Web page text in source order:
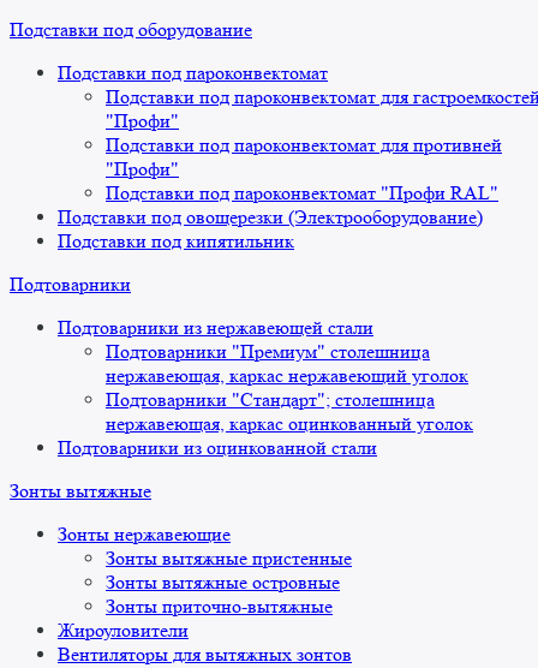
Подставки под оборудование
Подставки под пароконвектомат
Подставки под пароконвектомат для
"Профи"
Подставки под пароконвектомат для противней
"Профи"
Подставки под пароконвектомат "Профи RAL"
Подставки под овощерезки (Электрооборудование)
Подставки под кипятильник
Подтоварники
Подтоварники из нержавеющей стали
Подтоварники "Премиум" столешница
нержавеющая, каркас нержавеющий уголок
Подтоварники "Стандарт"; столешница
нержавеющая, каркас оцинкованный уголок
Подтоварники из оцинкованной стали
Зонты вытяжные
Зонты нержавеющие
Зонты вытяжные пристенные
Зонты вытяжные островные
Зонты приточно-вытяжные
Жироуловители
Вентиляторы для вытяжных зонтов